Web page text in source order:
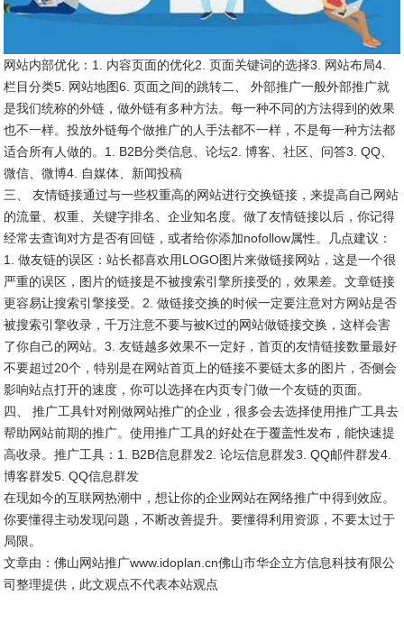
网站内部优化：1. 内容页面的优化2. 页面关键词的选择3. 网站布局4.
栏目分类5. 网站地图6. 页面之间的跳转二、 外部推广一般外部推广就
是我们统称的外链，做外链有多种方法。每一种不同的方法得到的效果
也不一样。投放外链每个做推广的人手法都不一样，不是每一种方法都
适合所有人做的。1. B2B分类信息、论坛2. 博客、社区、问答3. QQ、
微信、微博4. 自媒体、新闻投稿
三、 友情链接通过与一些权重高的网站进行交换链接，来提高自己网站
的流量、权重、关键字排名、企业知名度。做了友情链接以后，你记得
经常去查询对方是否有回链，或者给你添加nofollow属性。几点建议：
1. 做友链的误区：站长都喜欢用LOGO图片来做链接网站，这是一个很
严重的误区，图片的链接是不被搜索引擎所接受的，效果差。文章链接
更容易让搜索引擎接受。2. 做链接交换的时候一定要注意对方网站是否
被搜索引擎收录，千万注意不要与被K过的网站做链接交换，这样会害
了你自己的网站。3. 友链越多效果不一定好，首页的友情链接数量最好
不要超过20个，特别是在网站首页上的链接不要链太多的图片，否侧会
影响站点打开的速度，你可以选择在内页专门做一个友链的页面。
四、 推广工具针对刚做网站推广的企业，很多会去选择使用推广工具去
帮助网站前期的推广。使用推广工具的好处在于覆盖性发布，能快速提
高收录。推广工具：1. B2B信息群发2. 论坛信息群发3. QQ邮件群发4.
博客群发5. QQ信息群发
在现如今的互联网热潮中，想让你的企业网站在网络推广中得到效应。
你要懂得主动发现问题，不断改善提升。要懂得利用资源，不要太过于
局限。
文章由：佛山网站推广www.idoplan.cn佛山市华企立方信息科技有限公
司整理提供，此文观点不代表本站观点